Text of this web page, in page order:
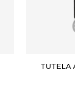
TUTELA